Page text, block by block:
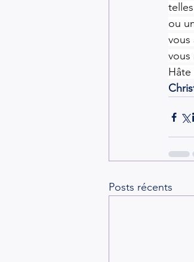
ou
vous
vous
Hâte
Posts récents